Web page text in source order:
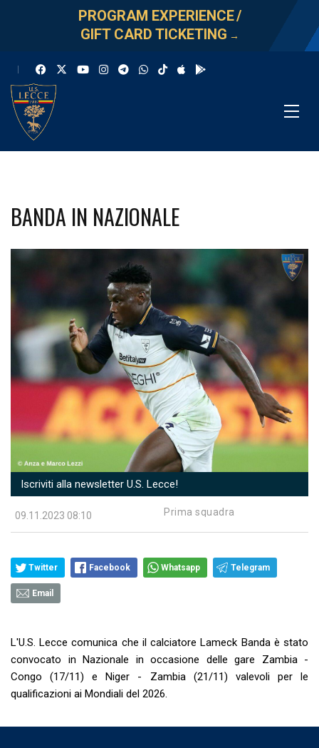
PROGRAM EXPERIENCE/
GIFT CARD TICKETING →
BANDA IN NAZIONALE
Iscriviti alla newsletter U.S. Lecce!
09.11.2023 08:10 Prima squadra
Twitter Facebook Whatsapp Telegram
Email
L'U.S. Lecce comunica che il calciatore Lameck Banda è stato
convocato in Nazionale in occasione delle gare Zambia -
Congo (17/11) e Niger - Zambia (21/11) valevoli per le
qualificazioni ai Mondiali del 2026.